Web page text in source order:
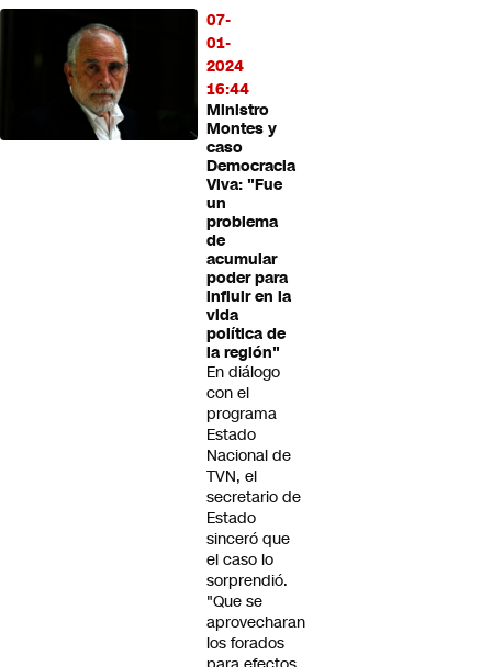
07-
01-
2024
16:44
Ministro
Montes y
caso
Democracia
Viva: "Fue
un
problema
de
acumular
poder para
influir en la
vida
política de
la región"
En diálogo
con el
programa
Estado
Nacional de
TVN, el
secretario de
Estado
sinceró que
el caso lo
sorprendió.
"Que se
aprovecharan
los forados